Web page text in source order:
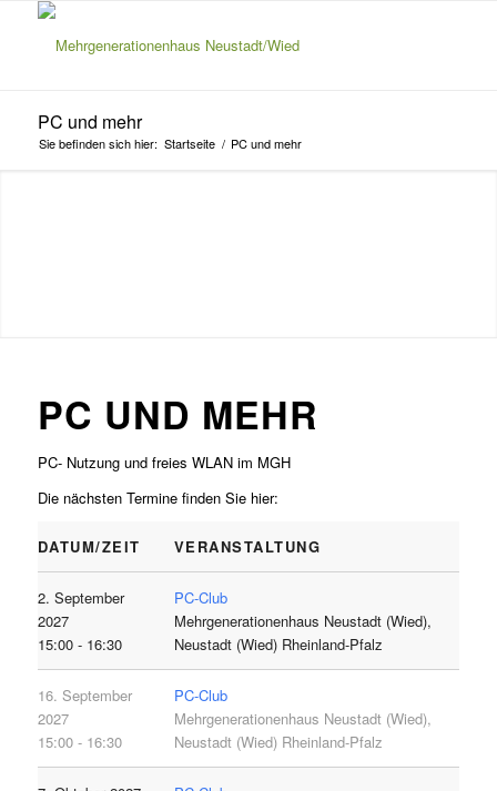
PC und mehr
Sie befinden sich hier: Startseite / PC und mehr
PC UND MEHR
PC- Nutzung und freies WLAN im MGH
Die nächsten Termine finden Sie hier:
DATUM/ZEIT VERANSTALTUNG
2. September
2027
15:00 - 16:30
PC-Club
Mehrgenerationenhaus Neustadt (Wied),
Neustadt (Wied) Rheinland-Pfalz
16. September
2027
15:00 - 16:30
PC-Club
Mehrgenerationenhaus Neustadt (Wied),
Neustadt (Wied) Rheinland-Pfalz